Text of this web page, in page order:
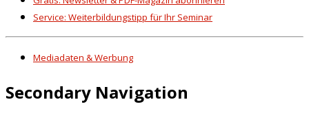
Service: Weiterbildungstipp für Ihr Seminar
Mediadaten & Werbung
Secondary Navigation